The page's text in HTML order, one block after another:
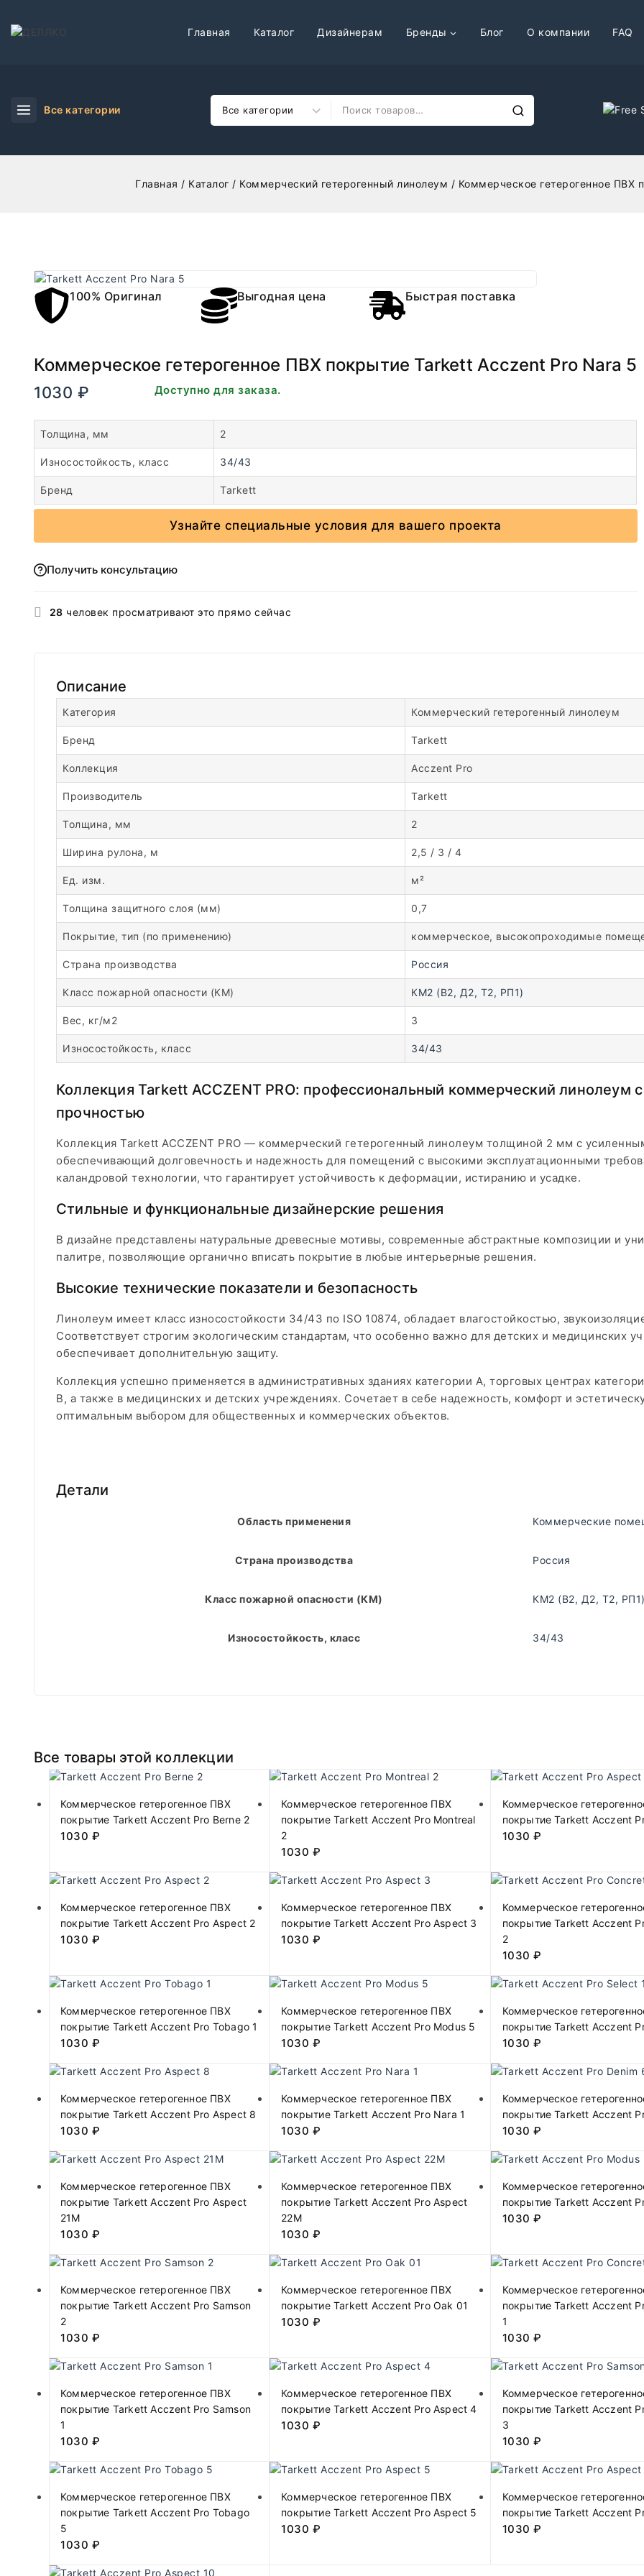
Главная Каталог Дизайнерам Бренды Блог О компании FAQ
Все категории
Главная / Каталог / Коммерческий гетерогенный линолеум / Коммерческое гетерогенное ПВХ
100% Оригинал Выгодная цена Быстрая поставка
Коммерческое гетерогенное ПВХ покрытие Tarkett Acczent Pro Nara 5
1030 ₽ В наличии. Доступно для заказа.
Толщина, мм 2
Износостойкость, класс 34/43
Бренд Tarkett
Узнайте специальные условия для вашего проекта
Получить консультацию
28 человек просматривают это прямо сейчас
Описание
Категория Коммерческий гетерогенный линолеум
Бренд Tarkett
Коллекция Acczent Pro
Производитель Tarkett
Толщина, мм 2
Ширина рулона, м 2,5 / 3 / 4
Ед. изм. м²
Толщина защитного слоя (мм) 0,7
Покрытие, тип (по применению) коммерческое, высокопроходимые
Страна производства Россия
Класс пожарной опасности (КМ) КМ2 (В2, Д2, Т2, РП1)
Вес, кг/м2 3
Износостойкость, класс 34/43
Коллекция Tarkett ACCZENT PRO: профессиональный коммерческий линолеум
прочностью
Коллекция Tarkett ACCZENT PRO — коммерческий гетерогенный линолеум толщиной 2 мм с
обеспечивающий долговечность и надежность для помещений с высокими эксплуатационными
каландровой технологии, что гарантирует устойчивость к деформации, истиранию и усадке.
Стильные и функциональные дизайнерские решения
В дизайне представлены натуральные древесные мотивы, современные абстрактные композиции и
палитре, позволяющие органично вписать покрытие в любые интерьерные решения.
Высокие технические показатели и безопасность
Линолеум имеет класс износостойкости 34/43 по ISO 10874, обладает влагостойкостью,
Соответствует строгим экологическим стандартам, что особенно важно для детских и медицинских
обеспечивает дополнительную защиту.
Коллекция успешно применяется в административных зданиях категории А, торговых центрах
В, а также в медицинских и детских учреждениях. Сочетает в себе надежность, комфорт и
оптимальным выбором для общественных и коммерческих объектов.
Детали
Область применения Коммерческие
Страна производства Россия
Класс пожарной опасности (КМ) КМ2 (В2, Д2, Т2,
Износостойкость, класс 34/43
Все товары этой коллекции
Коммерческое гетерогенное ПВХ
покрытие Tarkett Acczent Pro Berne 2
1030 ₽
Коммерческое гетерогенное ПВХ
покрытие Tarkett Acczent Pro Montreal
2
1030 ₽
Коммерческое
покрытие Tarkett Acczent
1030 ₽
Коммерческое гетерогенное ПВХ
покрытие Tarkett Acczent Pro Aspect 2
1030 ₽
Коммерческое гетерогенное ПВХ
покрытие Tarkett Acczent Pro Aspect 3
1030 ₽
Коммерческое
покрытие Tarkett Acczent
2
1030 ₽
Коммерческое гетерогенное ПВХ
покрытие Tarkett Acczent Pro Tobago 1
1030 ₽
Коммерческое гетерогенное ПВХ
покрытие Tarkett Acczent Pro Modus 5
1030 ₽
Коммерческое
покрытие Tarkett Acczent
1030 ₽
Коммерческое гетерогенное ПВХ
покрытие Tarkett Acczent Pro Aspect 8
1030 ₽
Коммерческое гетерогенное ПВХ
покрытие Tarkett Acczent Pro Nara 1
1030 ₽
Коммерческое
покрытие Tarkett Acczent
1030 ₽
Коммерческое гетерогенное ПВХ
покрытие Tarkett Acczent Pro Aspect
21М
1030 ₽
Коммерческое гетерогенное ПВХ
покрытие Tarkett Acczent Pro Aspect
22М
1030 ₽
Коммерческое
покрытие Tarkett Acczent
1030 ₽
Коммерческое гетерогенное ПВХ
покрытие Tarkett Acczent Pro Samson
2
1030 ₽
Коммерческое гетерогенное ПВХ
покрытие Tarkett Acczent Pro Oak 01
1030 ₽
Коммерческое
покрытие Tarkett Acczent
1
1030 ₽
Коммерческое гетерогенное ПВХ
покрытие Tarkett Acczent Pro Samson
1
1030 ₽
Коммерческое гетерогенное ПВХ
покрытие Tarkett Acczent Pro Aspect 4
1030 ₽
Коммерческое
покрытие Tarkett Acczent
3
1030 ₽
Коммерческое гетерогенное ПВХ
покрытие Tarkett Acczent Pro Tobago
5
1030 ₽
Коммерческое гетерогенное ПВХ
покрытие Tarkett Acczent Pro Aspect 5
1030 ₽
Коммерческое
покрытие Tarkett Acczent
1030 ₽